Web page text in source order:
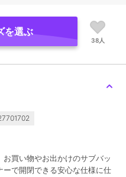
を選ぶ
38人
買い物やお出かけのサブバッ
で開閉できる安心な仕様に仕